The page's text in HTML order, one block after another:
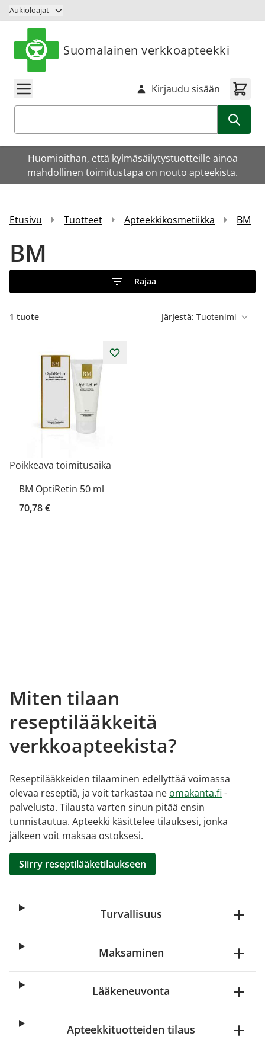
Siirry sisältöön
Aukioloajat
Suomalainen verkkoapteekki
Kirjaudu sisään
Huomioithan, että kylmäsäilytystuotteille ainoa
mahdollinen toimitustapa on nouto apteekista.
Etusivu Tuotteet Apteekkikosmetiikka BM
BM
Rajaa
1 tuote Järjestä:
Poikkeava toimitusaika
BM OptiRetin 50 ml
70,78 €
Miten tilaan
reseptilääkkeitä
verkkoapteekista?
Reseptilääkkeiden tilaaminen edellyttää voimassa
olevaa reseptiä, ja voit tarkastaa ne omakanta.fi -
palvelusta. Tilausta varten sinun pitää ensin
tunnistautua. Apteekki käsittelee tilauksesi, jonka
jälkeen voit maksaa ostoksesi.
Siirry reseptilääketilaukseen
Turvallisuus
Maksaminen
Lääkeneuvonta
Apteekkituotteiden tilaus